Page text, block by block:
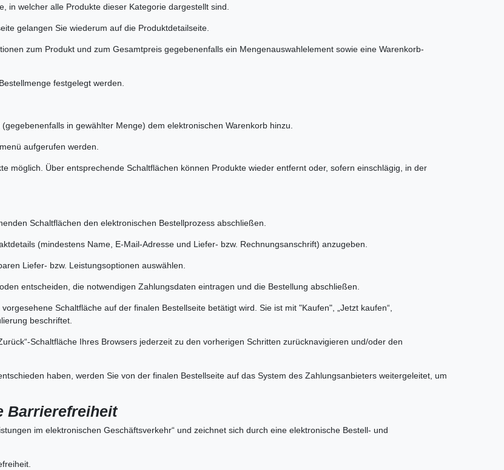
in welcher alle Produkte dieser Kategorie dargestellt sind.
gelangen Sie wiederum auf die Produktdetailseite.
zum Produkt und zum Gesamtpreis gegebenenfalls ein Mengenauswahlelement sowie eine Warenkorb-
festgelegt werden.
in gewählter Menge) dem elektronischen Warenkorb hinzu.
aufgerufen werden.
möglich. Über entsprechende Schaltflächen können Produkte wieder entfernt oder, sofern einschlägig, in der
Schaltflächen den elektronischen Bestellprozess abschließen.
(mindestens Name, E-Mail-Adresse und Liefer- bzw. Rechnungsanschrift) anzugeben.
Liefer- bzw. Leistungsoptionen auswählen.
entscheiden, die notwendigen Zahlungsdaten eintragen und die Bestellung abschließen.
Schaltfläche auf der finalen Bestellseite betätigt wird. Sie ist mit "Kaufen", „Jetzt kaufen“,
beschriftet.
Schaltfläche Ihres Browsers jederzeit zu den vorherigen Schritten zurücknavigieren und/oder den
haben, werden Sie von der finalen Bestellseite auf das System des Zahlungsanbieters weitergeleitet, um
Barrierefreiheit
im elektronischen Geschäftsverkehr“ und zeichnet sich durch eine elektronische Bestell- und